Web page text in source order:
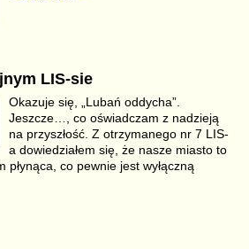
LIS-sie
Okazuje się, „Lubań oddycha”.
Jeszcze…, co oświadczam z nadzieją
na przyszłość. Z otrzymanego nr 7 LIS-
a dowiedziałem się, że nasze miasto to
płynąca, co pewnie jest wyłączną